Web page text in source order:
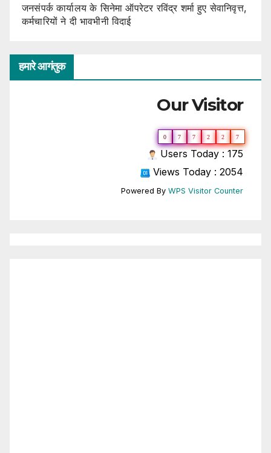
जनसंपर्क कार्यालय के सिनेमा ऑपरेटर रविंद्र शर्मा हुए सेवानिवृत्त,
कर्मचारियों ने दी भावभीनी विदाई
हमारे आगंतुक
Our Visitor
0 7 7 2 2 7
Users Today : 175
Views Today : 2054
Powered By WPS Visitor Counter